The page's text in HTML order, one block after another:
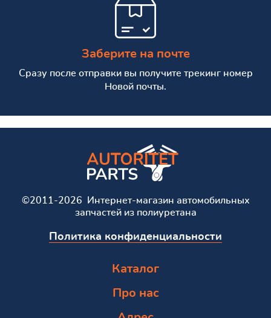
Заберите на почте
Сразу после отправки вы получите трекинг номер
Новой почты.
©2011-2026 Интернет-магазин автомобильных
запчастей из полиуретана
Политика конфиденциальности
Каталог
Про нас